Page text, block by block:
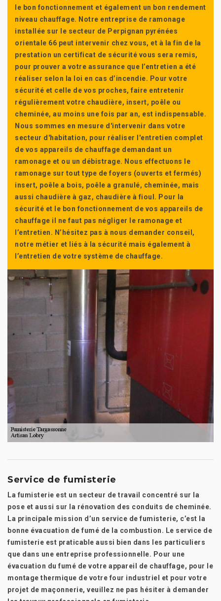
le bon fonctionnement et également un bon rendement
niveau chauffage. Notre entreprise de ramonage
installée sur le secteur de Perpignan pyrénées
orientale 66 peut intervenir chez vous, et à la fin de la
prestation un certificat de sécurité vous sera remis,
pour prouver a votre assurance que l’entretien a été
réaliser selon la loi en cas d’incendie. Pour votre
sécurité et celle de vos proches, faire entretenir
régulièrement votre chaudière, insert, poêle ou
cheminée, au moins une fois par an, est indispensable.
Nous sommes en mesure d'intervenir dans votre
secteur d'habitation, pour réaliser l'entretien complet
de vos appareils de chauffage demandant un
ramonage et ou un débistrage. Nous effectuons le
ramonage sur tout type de foyers (ouverts et fermés)
insert, poêle a bois, poêle a granulé, cheminée, mais
aussi chaudière à gaz, chaudière à fioul. Pour la
sécurité et le bon fonctionnement de vos appareils de
chauffage il ne faut pas négliger le ramonage et
l’entretien. N’hésitez pas à nous demander conseil,
notre métier et liés à la sécurité mais également à
l’entretien de votre système de chauffage.
Service de fumisterie
La fumisterie est un secteur de travail concentré sur la
pose et aussi sur la rénovation des conduits de cheminée.
La principale mission d’un service de fumisterie, c’est la
bonne évacuation de fumé de la combustion. Le service de
fumisterie est praticable aussi bien dans les particuliers
que dans une entreprise professionnelle. Pour une
évacuation du fumé de votre appareil de chauffage, pour le
montage thermique de votre four industriel et pour votre
projet de maçonnerie, veuillez ne pas hésiter à demander